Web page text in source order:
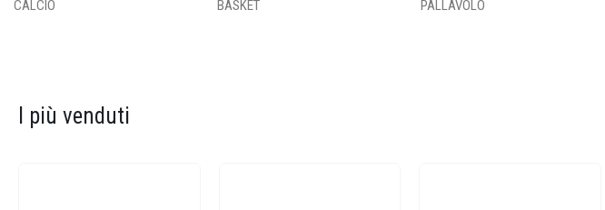
CALCIO BASKET PALLAVOLO
I più venduti